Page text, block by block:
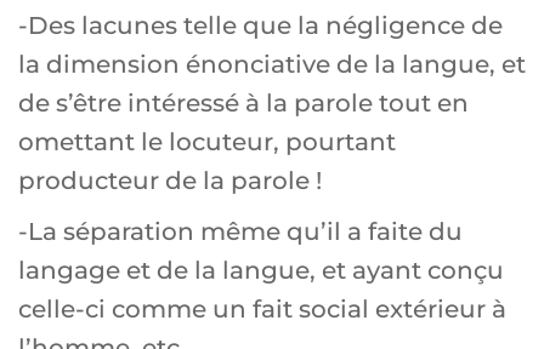
-Des lacunes telle que la négligence de
la dimension énonciative de la langue, et
de s’être intéressé à la parole tout en
omettant le locuteur, pourtant
producteur de la parole !
-La séparation même qu’il a faite du
langage et de la langue, et ayant conçu
celle-ci comme un fait social extérieur à